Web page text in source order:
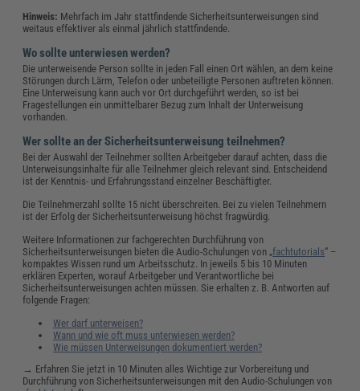
Hinweis: Mehrfach im Jahr stattfindende Sicherheitsunterweisungen sind
weitaus effektiver als einmal jährlich stattfindende.
Wo sollte unterwiesen werden?
Die unterweisende Person sollte in jeden Fall einen Ort wählen, an dem keine
Störungen durch Lärm, Telefon oder unbeteiligte Personen auftreten können.
Eine Unterweisung kann auch vor Ort durchgeführt werden, so ist bei
Fragestellungen ein unmittelbarer Bezug zum Inhalt der Unterweisung
vorhanden.
Wer sollte an der Sicherheitsunterweisung teilnehmen?
Bei der Auswahl der Teilnehmer sollten Arbeitgeber darauf achten, dass die
Unterweisungsinhalte für alle Teilnehmer gleich relevant sind. Entscheidend
ist der Kenntnis- und Erfahrungsstand einzelner Beschäftigter.
Die Teilnehmerzahl sollte 15 nicht überschreiten. Bei zu vielen Teilnehmern
ist der Erfolg der Sicherheitsunterweisung höchst fragwürdig.
Weitere Informationen zur fachgerechten Durchführung von
Sicherheitsunterweisungen bieten die Audio-Schulungen von „fachtutorials“ –
kompaktes Wissen rund um Arbeitsschutz. In jeweils 5 bis 10 Minuten
erklären Experten, worauf Arbeitgeber und Verantwortliche bei
Sicherheitsunterweisungen achten müssen. Sie erhalten z. B. Antworten auf
folgende Fragen:
Wer darf unterweisen?
Wann und wie oft muss unterwiesen werden?
Wie müssen Unterweisungen dokumentiert werden?
→ Erfahren Sie jetzt in 10 Minuten alles Wichtige zur Vorbereitung und
Durchführung von Sicherheitsunterweisungen mit den Audio-Schulungen von